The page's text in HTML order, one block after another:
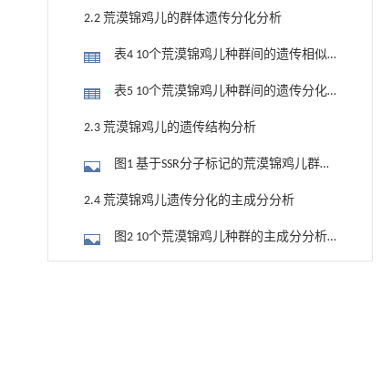
的遗传多样性参数
2.2 荒漠锦鸡儿的群体遗传分化分析
表4 10个荒漠锦鸡儿种群间的遗传相似
性系数和遗传距离
表5 10个荒漠锦鸡儿种群间的遗传分化
指数
2.3 荒漠锦鸡儿的遗传结构分析
图1 基于SSR分子标记的荒漠锦鸡儿群体
结构
2.4 荒漠锦鸡儿遗传分化的主成分分析
图2 10个荒漠锦鸡儿种群的主成分分析
（PCA）结果